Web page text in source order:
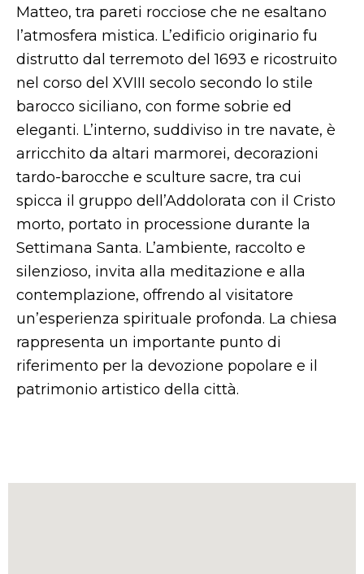
Matteo, tra pareti rocciose che ne esaltano
l’atmosfera mistica. L’edificio originario fu
distrutto dal terremoto del 1693 e ricostruito
nel corso del XVIII secolo secondo lo stile
barocco siciliano, con forme sobrie ed
eleganti. L’interno, suddiviso in tre navate, è
arricchito da altari marmorei, decorazioni
tardo-barocche e sculture sacre, tra cui
spicca il gruppo dell’Addolorata con il Cristo
morto, portato in processione durante la
Settimana Santa. L’ambiente, raccolto e
silenzioso, invita alla meditazione e alla
contemplazione, offrendo al visitatore
un’esperienza spirituale profonda. La chiesa
rappresenta un importante punto di
riferimento per la devozione popolare e il
patrimonio artistico della città.